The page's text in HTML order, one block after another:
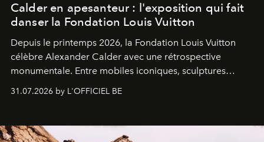
Calder en apesanteur : l'exposition qui fait
danser la Fondation Louis Vuitton
Depuis le printemps 2026, la Fondation Louis Vuitton
célèbre Alexander Calder avec une rétrospective
monumentale. Entre mobiles iconiques, sculptures
monumentales et poésie du mouvement, l'artiste
américain investit les espaces imaginés par Frank Gehry
sculpture.
31.07.2026 by L'OFFICIEL BE